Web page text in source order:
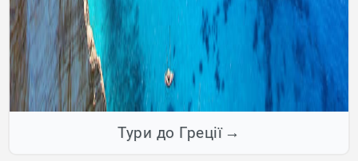
Тури до Греції